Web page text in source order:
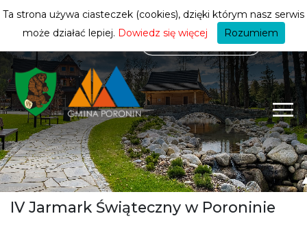
mieszkańca
IV Jarmark Świąteczny w Poroninie
Ta strona używa ciasteczek (cookies), dzięki którym nasz serwis
może działać lepiej. Dowiedz się więcej Rozumiem